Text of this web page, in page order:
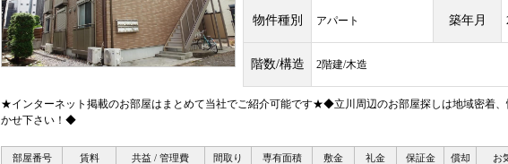
物件種別 アパート 築年月
階数/構造 2階建/木造
★インターネット掲載のお部屋はまとめて当社でご紹介可能です★◆立川周辺のお部屋探しは地域密着、
かせ下さい！◆
部屋番号 賃料 共益 / 管理費 間取り 専有面積 敷金 礼金 保証金 償却 お